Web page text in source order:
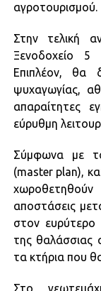
αγροτουρισμού.
Στην τελική
Ξενοδοχείο 5
Επιπλέον, θα
ψυχαγωγίας,
απαραίτητες
εύρυθμη
Σύμφωνα με
(master plan),
αποστάσεις
στον
της θαλάσσιας
τα κτήρια που
Στο